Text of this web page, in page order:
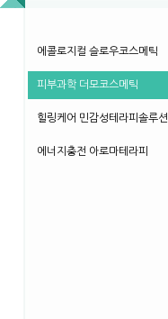
에콜로지컬 슬로우코스메틱
피부과학 더모코스메틱
힐링케어 민감성테라피솔루션
에너지충전 아로마테라피